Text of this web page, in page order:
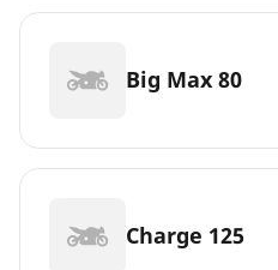
Big Max 80
Charge 125